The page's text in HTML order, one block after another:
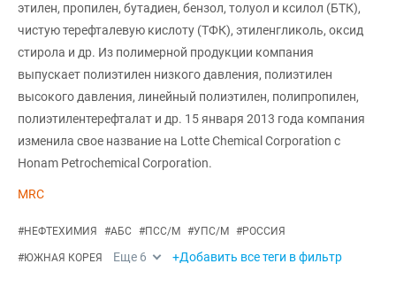
этилен, пропилен, бутадиен, бензол, толуол и ксилол (БТК),
чистую терефталевую кислоту (ТФК), этиленгликоль, оксид
стирола и др. Из полимерной продукции компания
выпускает полиэтилен низкого давления, полиэтилен
высокого давления, линейный полиэтилен, полипропилен,
полиэтилентерефталат и др. 15 января 2013 года компания
изменила свое название на Lotte Chemical Corporation с
Honam Petrochemical Corporation.
MRC
#НЕФТЕХИМИЯ #АБС #ПСС/М #УПС/М #РОССИЯ
#ЮЖНАЯ КОРЕЯ Еще 6 +Добавить все теги в фильтр